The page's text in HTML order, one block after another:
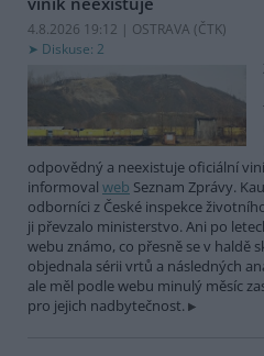
4.8.2026 19:12 | OSTRAVA (ČTK)
Diskuse: 2
odpovědný a neexistuje oficiální
informoval web Seznam Zprávy.
odborníci z České inspekce
ji převzalo ministerstvo. Ani po
webu známo, co přesně se v haldě
objednala sérii vrtů a následných
ale měl podle webu minulý měsíc
pro jejich nadbytečnost.